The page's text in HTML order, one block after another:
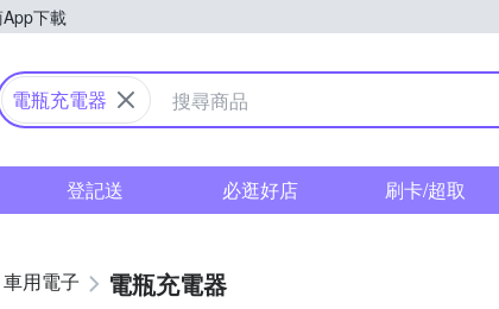
App下載
購物中心
電瓶充電器
登記送 必逛好店 刷卡/超取
車用電子 電瓶充電器